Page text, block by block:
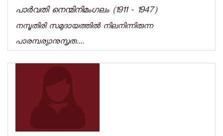
പാര്‍വതി നെന്മിനിമംഗലം (1911 - 1947)
നമ്പൂതിരി സമുദായത്തില്‍ നിലനിന്നിരുന്ന
പാരമ്പര്യാനുസൃത....